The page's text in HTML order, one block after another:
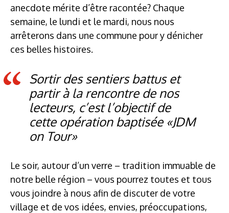
anecdote mérite d’être racontée? Chaque
semaine, le lundi et le mardi, nous nous
arrêterons dans une commune pour y dénicher
ces belles histoires.
Sortir des sentiers battus et
partir à la rencontre de nos
lecteurs, c’est l’objectif de
cette opération baptisée «JDM
on Tour»
Le soir, autour d’un verre – tradition immuable de
notre belle région – vous pourrez toutes et tous
vous joindre à nous afin de discuter de votre
village et de vos idées, envies, préoccupations,